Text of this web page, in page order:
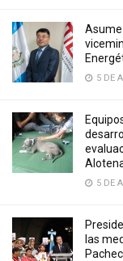
5 DE
5 DE
las